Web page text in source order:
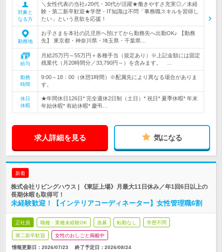
対象と
なる方
＼女性代表の当社♪20代・30代が活躍★働きやすさ充実◎／未経
験・第二新卒歓迎★学歴・IT知識は不問「事務職スキルを習得し
たい」という意欲を応援！
勤務地
お子さまを本社の託児所へ預けてから勤務先へ出勤OK♪ 【勤務
先】 東京都・神奈川県・埼玉県・千葉県…
給与
月給25万円～55万円＋各種手当（規定あり）※上記金額には固定
残業代（月20時間分／33,790円～）を含みます。 …
勤務
時間
9:00～18：00（休憩1時間）※配属先により異なる場合がありま
す。
休日
休暇
★年間休日126日* 完全週休2日制（土日）* 祝日* 夏季休暇* 年末
年始休暇* 有給休暇* 慶弔…
求人詳細を見る 気になる
新着
株式会社リビングハウス | 《東証上場》月最大11日休み／年1回6日以上の
長期休暇も取得可！
未経験歓迎！【インテリアコーディネーター】女性管理職6割
正社員 職種・業種未経験OK 急募 転勤なし 学歴不問
第二新卒歓迎 女性のおしごと掲載中
情報更新日：2026/07/23 終了予定日： 2026/08/24